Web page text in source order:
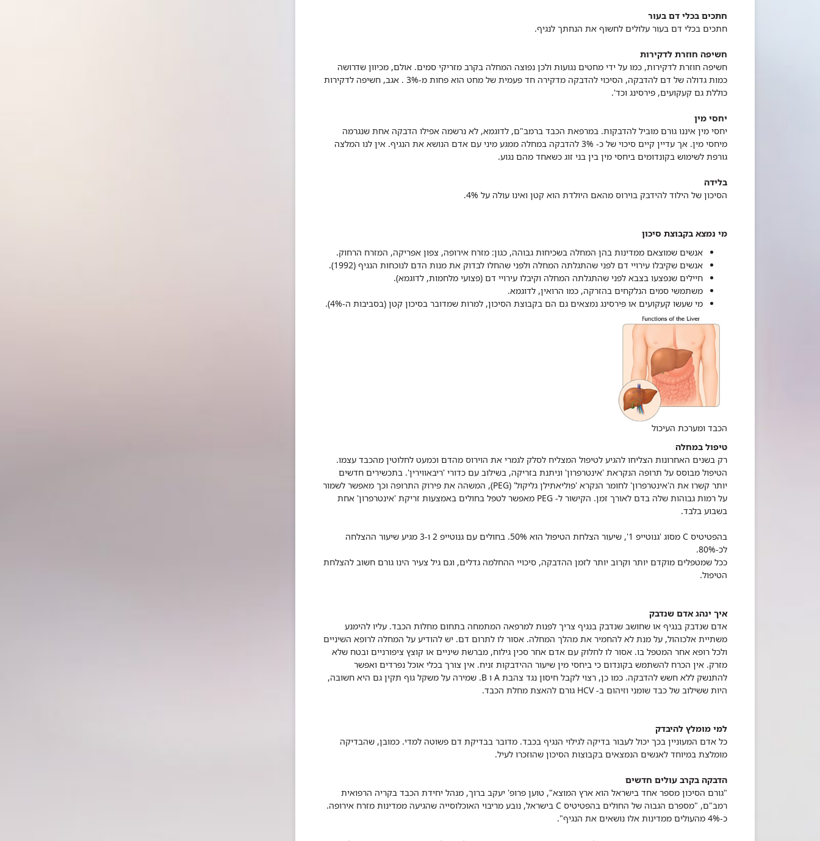
חתכים בכלי דם בעור
חתכים בכלי דם בעור עלולים לחשוף את הנחתך לנגיף.
חשיפה חוזרת לדקירות
חשיפה חוזרת לדקירות, כמו על ידי מחטים נגועות ולכן נפוצה המחלה בקרב מזריקי סמים. אולם, מכיוון שדרושה
כמות גדולה של דם להדבקה, הסיכוי להדבקה מדקירה חד פעמית של מחט הוא פחות מ-3% . אגב, חשיפה לדקירות
כוללת גם קעקועים, פירסינג וכד'.
יחסי מין
יחסי מין איננו גורם מוביל להדבקות. במרפאת הכבד ברמב"ם, לדוגמא, לא נרשמה אפילו הדבקה אחת שנגרמה
מיחסי מין. אך עדיין קיים סיכוי של כ- 3% להדבקה במחלה ממגע מיני עם אדם הנושא את הנגיף. אין לנו המלצה
גורפת לשימוש בקונדומים ביחסי מין בין בני זוג כשאחד מהם נגוע.
בלידה
הסיכון של הילוד להידבק בוירוס מהאם היולדת הוא קטן ואינו עולה על 4%.
מי נמצא בקבוצת סיכון
אנשים שמוצאם ממדינות בהן המחלה בשכיחות גבוהה, כגון: מזרח אירופה, צפון אפריקה, המזרח הרחוק.
אנשים שקיבלו עירויי דם לפני שהתגלתה המחלה ולפני שהחלו לבדוק את מנות הדם לנוכחות הנגיף (1992).
חיילים שנפצעו בצבא לפני שהתגלתה המחלה וקיבלו עירויי דם (פצועי מלחמות, לדוגמא).
משתמשי סמים הנלקחים בהזרקה, כמו הרואין, לדוגמא.
מי שעשו קעקועים או פירסינג נמצאים גם הם בקבוצת הסיכון, למרות שמדובר בסיכון קטן (בסביבות ה-4%).
הכבד ומערכת העיכול
טיפול במחלה
רק בשנים האחרונות הצליחו להגיע לטיפול המצליח לסלק לגמרי את הוירוס מהדם וכמעט לחלוטין מהכבד עצמו.
הטיפול מבוסס על תרופה הנקראת 'אינטרפרון' וניתנת בזריקה, בשילוב עם כדורי 'ריבאווירין'. בתכשירים חדשים
יותר קשרו את ה'אינטרפרון' לחומר הנקרא 'פוליאתילן גליקול' (PEG), המשהה את פירוק התרופה וכך מאפשר לשמור
על רמות גבוהות שלה בדם לאורך זמן. הקישור ל- PEG מאפשר לטפל בחולים באמצעות זריקת 'אינטרפרון' אחת
בשבוע בלבד.
בהפטיטיס C מסוג 'גנוטייפ 1', שיעור הצלחת הטיפול הוא 50%. בחולים עם גנוטייפ 2 ו-3 מגיע שיעור ההצלחה
לכ-80%.
ככל שמטפלים מוקדם יותר וקרוב יותר לזמן ההדבקה, סיכויי ההחלמה גדלים, וגם גיל צעיר הינו גורם חשוב להצלחת
הטיפול.
איך ינהג אדם שנדבק
אדם שנדבק בנגיף או שחושב שנדבק בנגיף צריך לפנות למרפאה המתמחה בתחום מחלות הכבד. עליו להימנע
משתיית אלכוהול, על מנת לא להחמיר את מהלך המחלה. אסור לו לתרום דם. יש להודיע על המחלה לרופא השיניים
ולכל רופא אחר המטפל בו. אסור לו לחלוק עם אדם אחר סכין גילוח, מברשת שיניים או קוצץ ציפורניים ובטח שלא
מזרק. אין הכרח להשתמש בקונדום כי ביחסי מין שיעור ההידבקות זניח. אין צורך בכלי אוכל נפרדים ואפשר
להתנשק ללא חשש להדבקה. כמו כן, רצוי לקבל חיסון נגד צהבת A ו B. שמירה על משקל גוף תקין גם היא חשובה,
היות ששילוב של כבד שומני וזיהום ב- HCV גורם להאצת מחלת הכבד.
למי מומלץ להיבדק
כל אדם המעוניין בכך יכול לעבור בדיקה לגילוי הנגיף בכבד. מדובר בבדיקת דם פשוטה למדי. כמובן, שהבדיקה
מומלצת במיוחד לאנשים הנמצאים בקבוצות הסיכון שהוזכרו לעיל.
הדבקה בקרב עולים חדשים
"גורם הסיכון מספר אחד בישראל הוא ארץ המוצא", טוען פרופ' יעקב ברוך, מנהל יחידת​ הכבד בקריה הרפואית
רמב"ם, "מספרם הגבוה של החולים בהפטיטיס C בישראל, נובע מריבוי האוכלוסייה שהגיעה ממדינות מזרח אירופה.
כ-4% מהעולים ממדינות אלו נושאים את הנגיף".